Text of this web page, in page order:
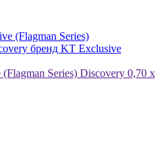
(Flagman Series)
бренд KT Exclusive
Series) Discovery 0,70 х